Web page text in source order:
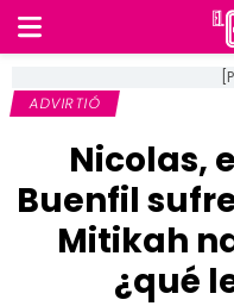
ADVIRTIÓ
Nicolas,
Buenfil
Mitikah
¿qué